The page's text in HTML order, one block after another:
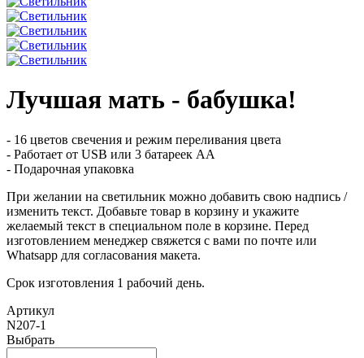
Лучшая мать - бабушка!
- 16 цветов свечения и режим переливания цвета
- Работает от USB или 3 батареек АА
- Подарочная упаковка
При желании на светильник можно добавить свою надпись /
изменить текст. Добавьте товар в корзину и укажите
желаемый текст в специальном поле в корзине. Перед
изготовлением менеджер свяжется с вами по почте или
Whatsapp для согласования макета.
Срок изготовления 1 рабочий день.
Артикул
N207-1
Выбрать